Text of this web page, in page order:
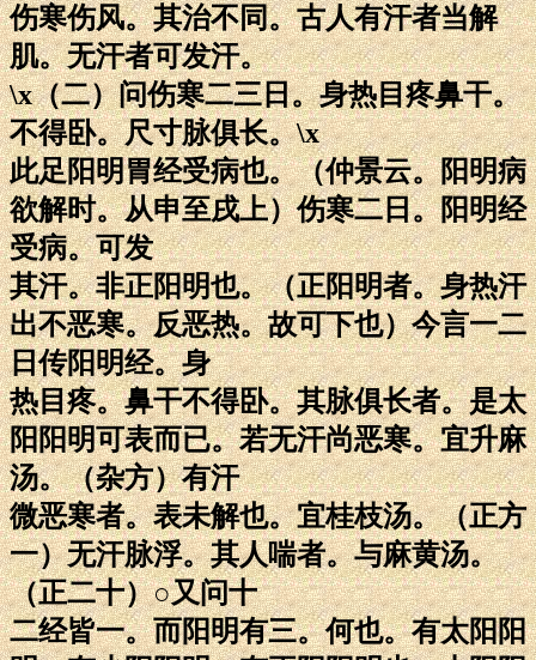
伤寒伤风。其治不同。古人有汗者当解
肌。无汗者可发汗。
\x（二）问伤寒二三日。身热目疼鼻干。
不得卧。尺寸脉俱长。\x
此足阳明胃经受病也。（仲景云。阳明病
欲解时。从申至戌上）伤寒二日。阳明经
受病。可发
其汗。非正阳明也。（正阳明者。身热汗
出不恶寒。反恶热。故可下也）今言一二
日传阳明经。身
热目疼。鼻干不得卧。其脉俱长者。是太
阳阳明可表而已。若无汗尚恶寒。宜升麻
汤。（杂方）有汗
微恶寒者。表未解也。宜桂枝汤。（正方
一）无汗脉浮。其人喘者。与麻黄汤。
（正二十）○又问十
二经皆一。而阳明有三。何也。有太阳阳